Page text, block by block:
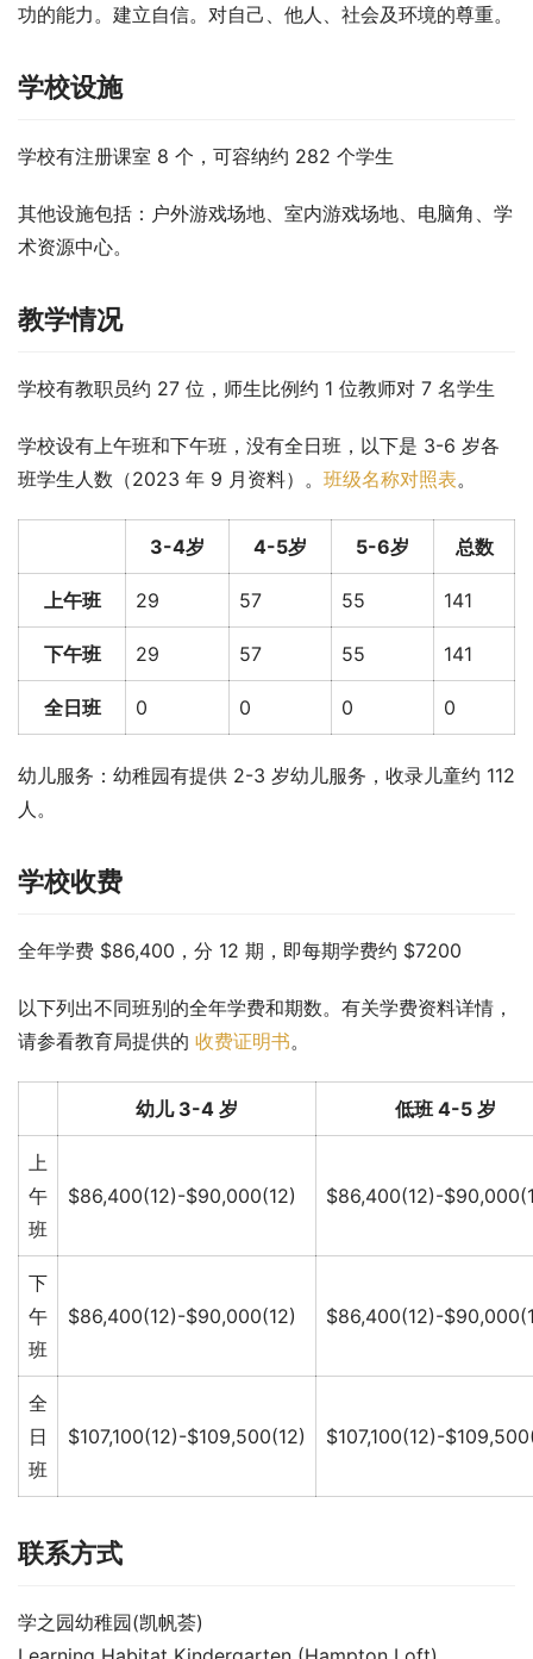
功的能力。建立自信。对自己、他人、社会及环境的尊重。
学校设施
学校有注册课室 8 个，可容纳约 282 个学生
其他设施包括：户外游戏场地、室内游戏场地、电脑角、学
术资源中心。
教学情况
学校有教职员约 27 位，师生比例约 1 位教师对 7 名学生
学校设有上午班和下午班，没有全日班，以下是 3-6 岁各
班学生人数（2023 年 9 月资料）。 班级名称对照表。
3-4岁 4-5岁 5-6岁 总数
上午班 29 57 55 141
下午班 29 57 55 141
全日班 0 0 0 0
幼儿服务：幼稚园有提供 2-3 岁幼儿服务，收录儿童约 112
人。
学校收费
全年学费 $86,400，分 12 期，即每期学费约 $7200
以下列出不同班别的全年学费和期数。有关学费资料详情，
请参看教育局提供的 收费证明书。
幼儿 3-4 岁 低班 4-5 岁
上
午
班
$86,400(12)-$90,000(12) $86,400(12)-
下
午
班
$86,400(12)-$90,000(12) $86,400(12)-
全
日
班
$107,100(12)-$109,500(12) $107,100(12)-
联系方式
学之园幼稚园(凯帆荟)